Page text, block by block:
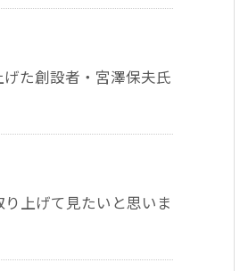
た創設者・宮澤保夫氏
上げて見たいと思いま